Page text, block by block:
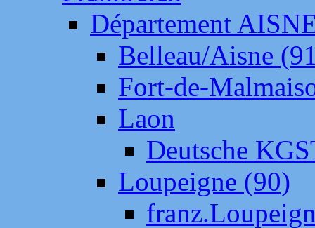
Département
Belleau/Aisne
Fort-de-
Laon
Deutsche
Loupeigne (90)